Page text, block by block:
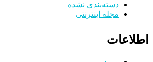
دسته‌بندی نشده
مجله اینترنتی
اطلاعات